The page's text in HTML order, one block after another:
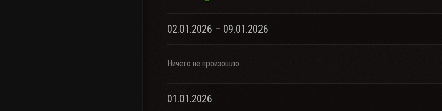
02.01.2026 – 09.01.2026
Ничего не произошло
01.01.2026